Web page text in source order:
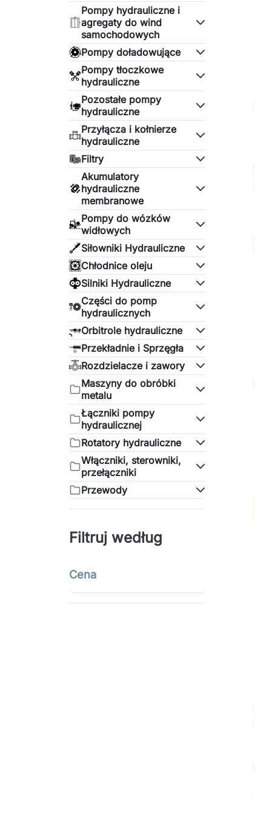
Pompy hydrauliczne i
agregaty do wind
samochodowych
Pompy doładowujące
Pompy tłoczkowe
hydrauliczne
Pozostałe pompy
hydrauliczne
Przyłącza i kołnierze
hydrauliczne
Filtry
Akumulatory
hydrauliczne
membranowe
Pompy do wózków
widłowych
Siłowniki Hydrauliczne
Chłodnice oleju
Silniki Hydrauliczne
Części do pomp
hydraulicznych
Orbitrole hydrauliczne
Przekładnie i Sprzęgła
Rozdzielacze i zawory
Maszyny do obróbki
metalu
Łączniki pompy
hydraulicznej
Rotatory hydrauliczne
Włączniki, sterowniki,
przełączniki
Przewody
Filtruj według
Cena